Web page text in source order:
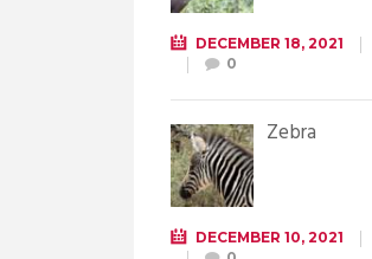
DECEMBER 18, 2021
0
Zebra
DECEMBER 10, 2021